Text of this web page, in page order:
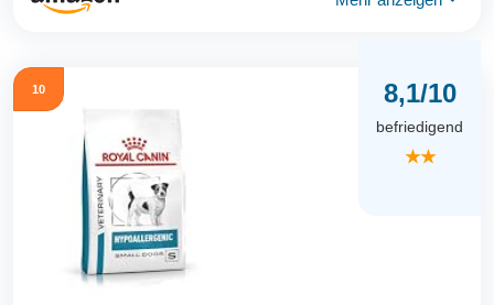
10 8,1/10
befriedigend
★★